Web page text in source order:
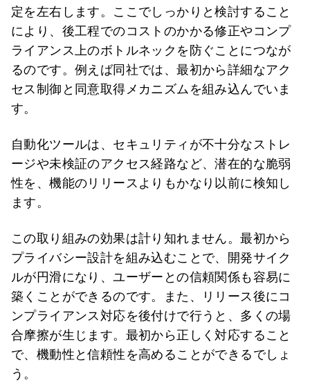
定を左右します。ここでしっかりと検討すること
により、後工程でのコストのかかる修正やコンプ
ライアンス上のボトルネックを防ぐことにつなが
るのです。例えば同社では、最初から詳細なアク
セス制御と同意取得メカニズムを組み込んでいま
す。
自動化ツールは、セキュリティが不十分なストレ
ージや未検証のアクセス経路など、潜在的な脆弱
性を、機能のリリースよりもかなり以前に検知し
ます。
この取り組みの効果は計り知れません。最初から
プライバシー設計を組み込むことで、開発サイク
ルが円滑になり、ユーザーとの信頼関係も容易に
築くことができるのです。また、リリース後にコ
ンプライアンス対応を後付けで行うと、多くの場
合摩擦が生じます。最初から正しく対応すること
で、機動性と信頼性を高めることができるでしょ
う。